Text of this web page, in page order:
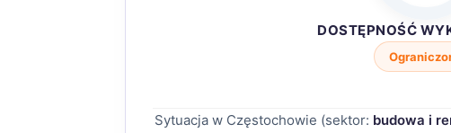
DOSTĘPNOŚĆ
Sytuacja w Częstochowie (sektor: budowa i